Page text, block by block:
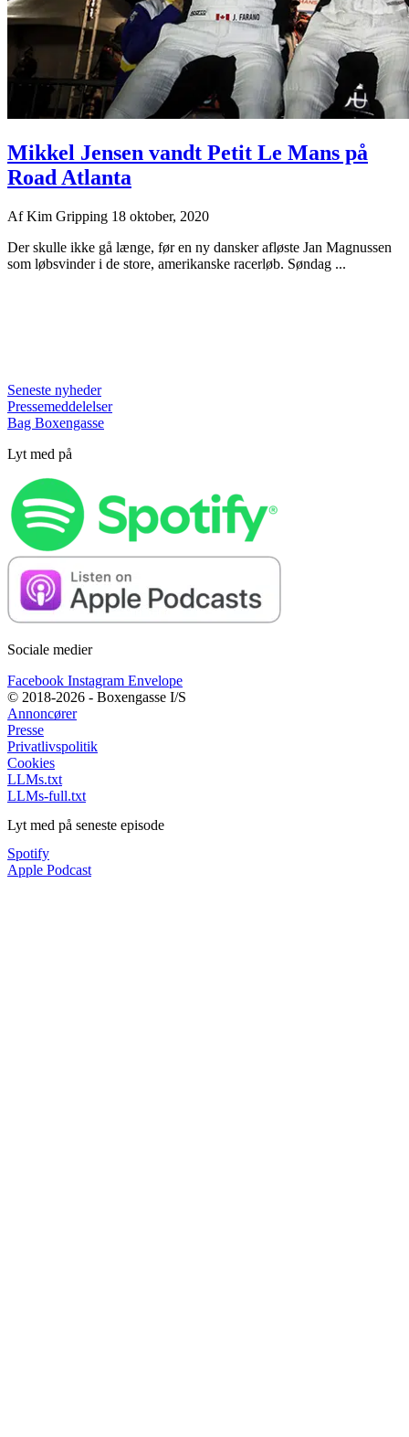
Mikkel Jensen vandt Petit Le Mans på
Road Atlanta
AfKim Gripping 18 oktober, 2020
Der skulle ikke gå længe, før en ny dansker afløste Jan Magnussen
som løbsvinder i de store, amerikanske racerløb. Søndag ...
Seneste nyheder
Pressemeddelelser
Bag Boxengasse
Lyt med på
Sociale medier
Facebook Instagram Envelope
© 2018-2026 - Boxengasse I/S
Annoncører
Presse
Privatlivspolitik
Cookies
LLMs.txt
LLMs-full.txt
Lyt med på seneste episode
Spotify
Apple Podcast